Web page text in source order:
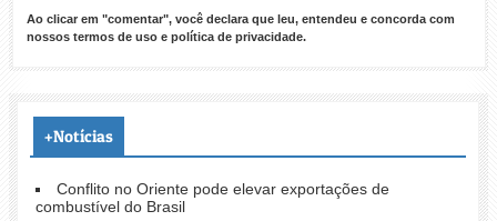
Ao clicar em "comentar", você declara que leu, entendeu e concorda com
nossos termos de usoe política de privacidade.
+Notícias
Conflito no Oriente pode elevar exportações de
combustível do Brasil